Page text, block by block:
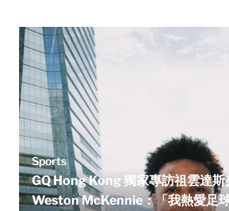
Sports
GQ Hong Kong 獨家專訪祖雲達斯
Weston McKennie：「我熱愛足